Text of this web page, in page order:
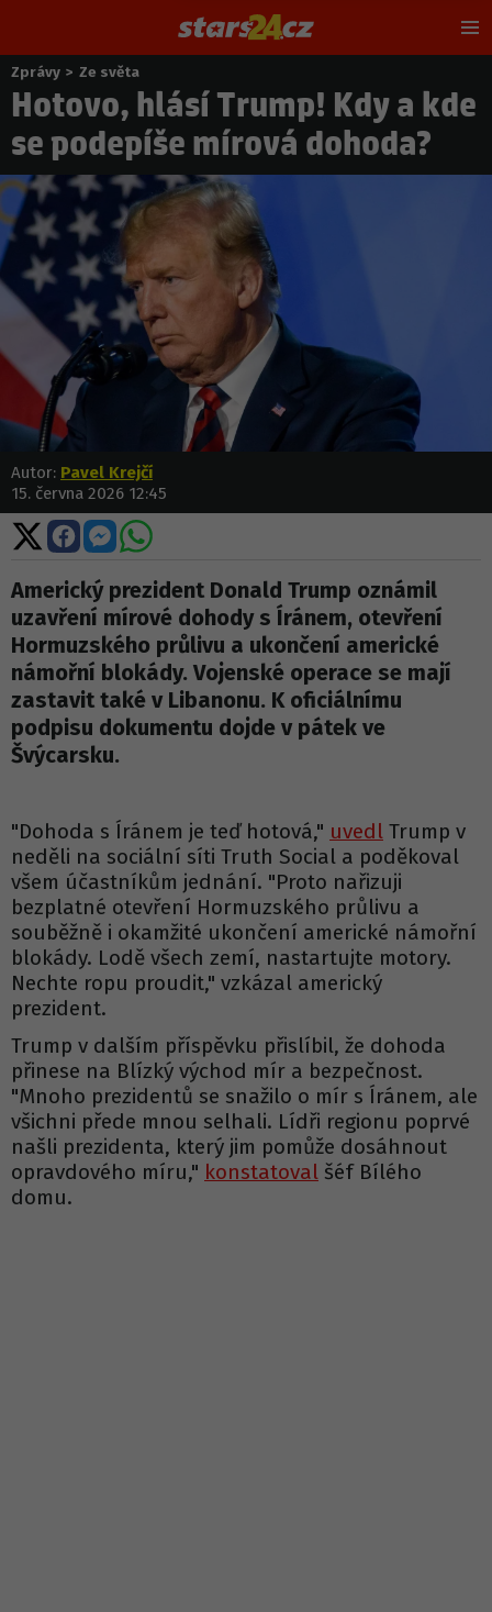
Nacházíte
se
zde:
Zprávy > Ze světa
Hotovo, hlásí Trump! Kdy a kde
se podepíše mírová dohoda?
Autor: Pavel Krejčí
15. června 2026 12:45
Sdílet
na
X
Sdílet
na
Facebooku
Sdílet
na
Messengeru
Sdílet
WhatsApp
Americký prezident Donald Trump oznámil
uzavření mírové dohody s Íránem, otevření
Hormuzského průlivu a ukončení americké
námořní blokády. Vojenské operace se mají
zastavit také v Libanonu. K oficiálnímu
podpisu dokumentu dojde v pátek ve
Švýcarsku.
"Dohoda s Íránem je teď hotová," uvedl Trump v
neděli na sociální síti Truth Social a poděkoval
všem účastníkům jednání. "Proto nařizuji
bezplatné otevření Hormuzského průlivu a
souběžně i okamžité ukončení americké námořní
blokády. Lodě všech zemí, nastartujte motory.
Nechte ropu proudit," vzkázal americký
prezident.
Trump v dalším příspěvku přislíbil, že dohoda
přinese na Blízký východ mír a bezpečnost.
"Mnoho prezidentů se snažilo o mír s Íránem, ale
všichni přede mnou selhali. Lídři regionu poprvé
našli prezidenta, který jim pomůže dosáhnout
opravdového míru," konstatoval šéf Bílého
domu.